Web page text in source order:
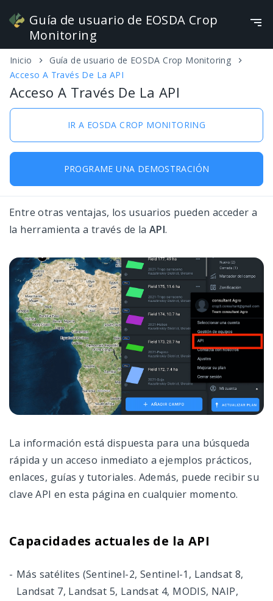
Guía de usuario de EOSDA Crop
Monitoring
Herramientas Para Trabajar Con Campos Y
Trabajo Con Crop Map
Añadir campo
Monitorización
El tiempo
Resumen
Mapas VRA
Actividad de Campo
Gestor de dados
Gestor De Campos
Gestión de Equipos
Cuenta Y Precios
Acceso A Través De La API
Inicio
Guía de usuario de EOSDA Crop Monitoring
Acceso A Través De La API
Acceso A Través De La API
IR A EOSDA CROP MONITORING
PROGRAME UNA DEMOSTRACIÓN
Entre otras ventajas, los usuarios pueden acceder a
la herramienta a través de la API.
La información está dispuesta para una búsqueda
rápida y un acceso inmediato a ejemplos prácticos,
enlaces, guías y tutoriales. Además, puede recibir su
clave API en esta página en cualquier momento.
Capacidades actuales de la API
Más satélites (Sentinel-2, Sentinel-1, Landsat 8,
Landsat 7, Landsat 5, Landsat 4, MODIS, NAIP,